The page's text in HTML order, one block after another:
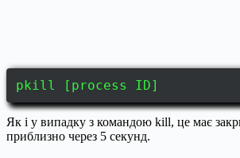
pkill [process ID]
Як і у випадку з командою kill, це має
приблизно через 5 секунд.